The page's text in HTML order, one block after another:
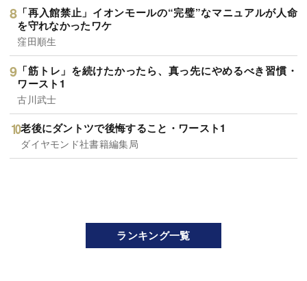
「再入館禁止」イオンモールの“完璧”なマニュアルが人命
を守れなかったワケ
窪田順生
「筋トレ」を続けたかったら、真っ先にやめるべき習慣・
ワースト1
古川武士
老後にダントツで後悔すること・ワースト1
ダイヤモンド社書籍編集局
ランキング一覧